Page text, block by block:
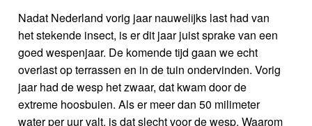
Nadat Nederland vorig jaar nauwelijks last had van
het stekende insect, is er dit jaar juist sprake van een
goed wespenjaar. De komende tijd gaan we echt
overlast op terrassen en in de tuin ondervinden. Vorig
jaar had de wesp het zwaar, dat kwam door de
extreme hoosbuien. Als er meer dan 50 milimeter
water per uur valt, is dat slecht voor de wesp. Waarom